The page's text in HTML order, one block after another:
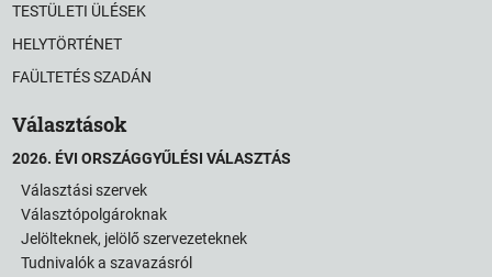
TESTÜLETI ÜLÉSEK
HELYTÖRTÉNET
FAÜLTETÉS SZADÁN
Választások
2026. ÉVI ORSZÁGGYŰLÉSI VÁLASZTÁS
Választási szervek
Választópolgároknak
Jelölteknek, jelölő szervezeteknek
Tudnivalók a szavazásról